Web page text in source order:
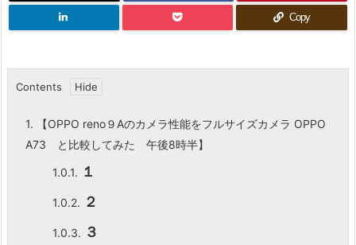
Copy
Contents
1. 【OPPO reno９Aのカメラ性能をフルサイズカメラ OPPO
A73 と比較してみた 午後8時半】
1.0.1. １
1.0.2. ２
1.0.3. ３